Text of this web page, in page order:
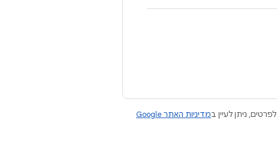
ניתן לעיין ב
מדיניות האתר Google